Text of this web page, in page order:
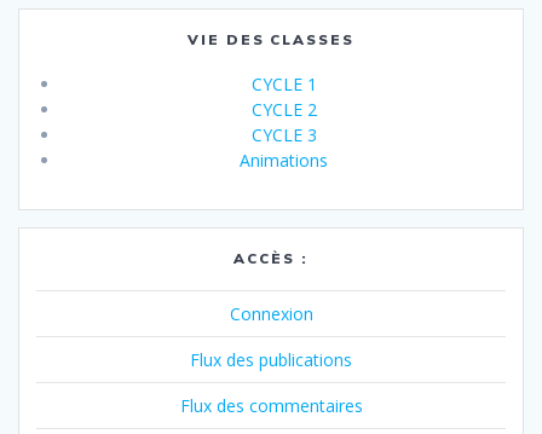
VIE DES CLASSES
CYCLE 1
CYCLE 2
CYCLE 3
Animations
ACCÈS :
Connexion
Flux des publications
Flux des commentaires